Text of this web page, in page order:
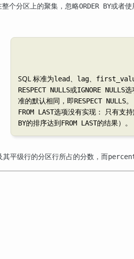
个分区上的聚集，忽略ORDER BY或者使
SQL 标准为lead、 lag、
RESPECT NULLS或IGNORE NULLS选
准的默认相同，即RESPECT NULLS
FROM LAST选项没有实现： 只有支
BY的排序达到FROM LAST的结果）。
平级行的分区行所占的分数，而